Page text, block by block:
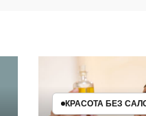
КРАСОТА БЕЗ